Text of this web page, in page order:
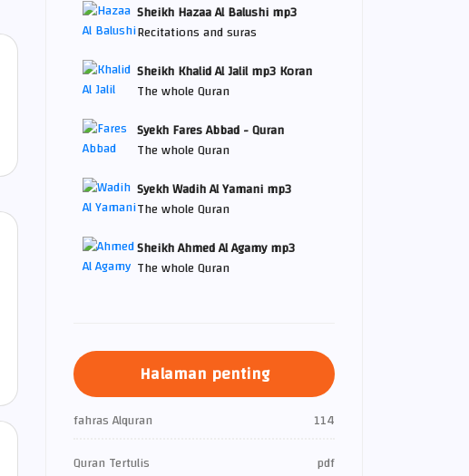
Sheikh Hazaa Al Balushi mp3
Recitations and suras
Sheikh Khalid Al Jalil mp3 Koran
The whole Quran
Syekh Fares Abbad - Quran
The whole Quran
Syekh Wadih Al Yamani mp3
The whole Quran
Sheikh Ahmed Al Agamy mp3
The whole Quran
Halaman penting
fahras Alquran
114
Quran Tertulis
pdf